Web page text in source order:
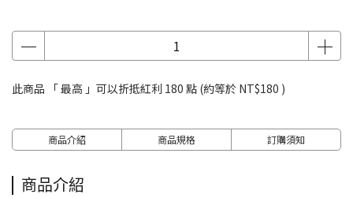
此商品 「 最高 」可以折抵紅利 180 點 (約等於 NT$180 )
商品介紹 商品規格 訂購須知
商品介紹